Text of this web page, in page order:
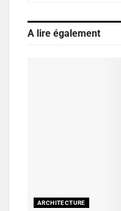
A lire également
ARCHITECTURE